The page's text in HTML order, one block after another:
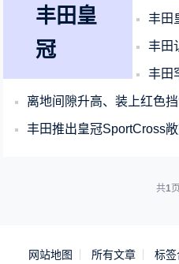
丰田皇
冠
丰田皇冠被曝电
丰田认清现实
丰田罕见低姿
离地间隙升高、装上红色挡泥板！丰
丰田推出皇冠SportCross敞篷
共1页
网站地图 所有文章 标签